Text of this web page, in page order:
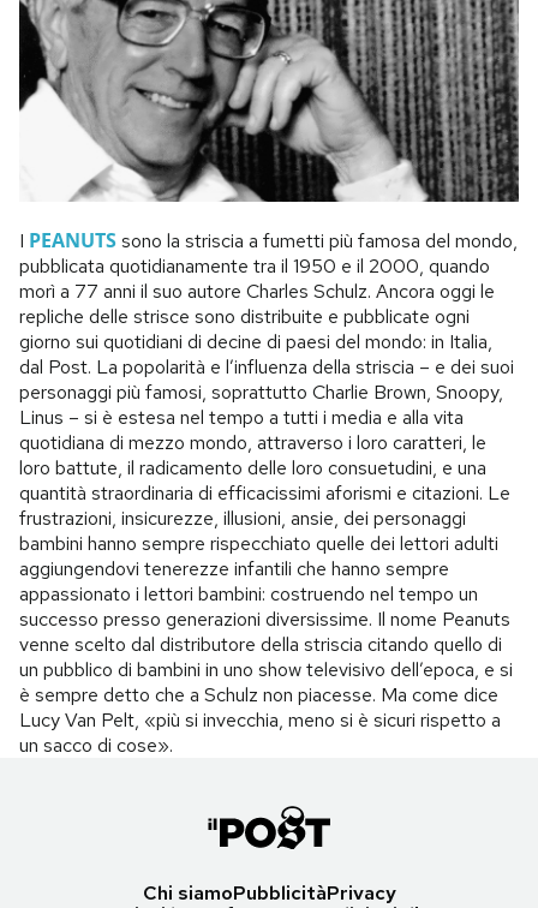
I PEANUTSsono la striscia a fumetti più famosa del mondo,
pubblicata quotidianamente tra il 1950 e il 2000, quando
morì a 77 anni il suo autore Charles Schulz. Ancora oggi le
repliche delle strisce sono distribuite e pubblicate ogni
giorno sui quotidiani di decine di paesi del mondo: in Italia,
dal Post. La popolarità e l’influenza della striscia – e dei suoi
personaggi più famosi, soprattutto Charlie Brown, Snoopy,
Linus – si è estesa nel tempo a tutti i media e alla vita
quotidiana di mezzo mondo, attraverso i loro caratteri, le
loro battute, il radicamento delle loro consuetudini, e una
quantità straordinaria di efficacissimi aforismi e citazioni. Le
frustrazioni, insicurezze, illusioni, ansie, dei personaggi
bambini hanno sempre rispecchiato quelle dei lettori adulti
aggiungendovi tenerezze infantili che hanno sempre
appassionato i lettori bambini: costruendo nel tempo un
successo presso generazioni diversissime. Il nome Peanuts
venne scelto dal distributore della striscia citando quello di
un pubblico di bambini in uno show televisivo dell’epoca, e si
è sempre detto che a Schulz non piacesse. Ma come dice
Lucy Van Pelt, «più si invecchia, meno si è sicuri rispetto a
un sacco di cose».
Chi siamoPubblicitàPrivacy